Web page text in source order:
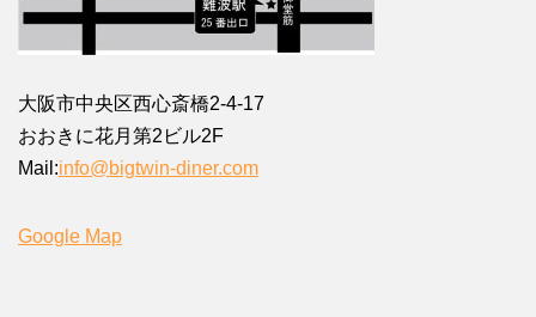
大阪市中央区西心斎橋2-4-17
おおきに花月第2ビル2F
Mail:info@bigtwin-diner.com
Google Map